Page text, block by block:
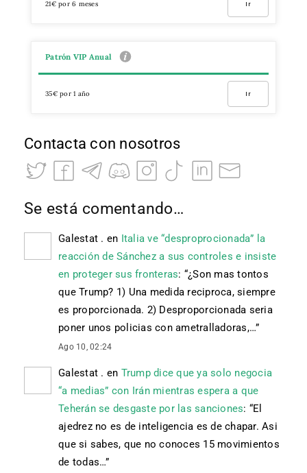
21€ por 6 meses Ir
Patrón VIP Anual
35€ por 1 año Ir
Contacta con nosotros
Se está comentando…
Galestat . en Italia ve “desproprocionada” la
reacción de Sánchez a sus controles e insiste
en proteger sus fronteras: “¿Son mas tontos
que Trump? 1) Una medida reciproca, siempre
es proporcionada. 2) Desproporcionada seria
poner unos policias con ametralladoras,…”
Ago 10, 02:24
Galestat . en Trump dice que ya solo negocia
“a medias” con Irán mientras espera a que
Teherán se desgaste por las sanciones: “El
ajedrez no es de inteligencia es de chapar. Asi
que si sabes, que no conoces 15 movimientos
de todas…”